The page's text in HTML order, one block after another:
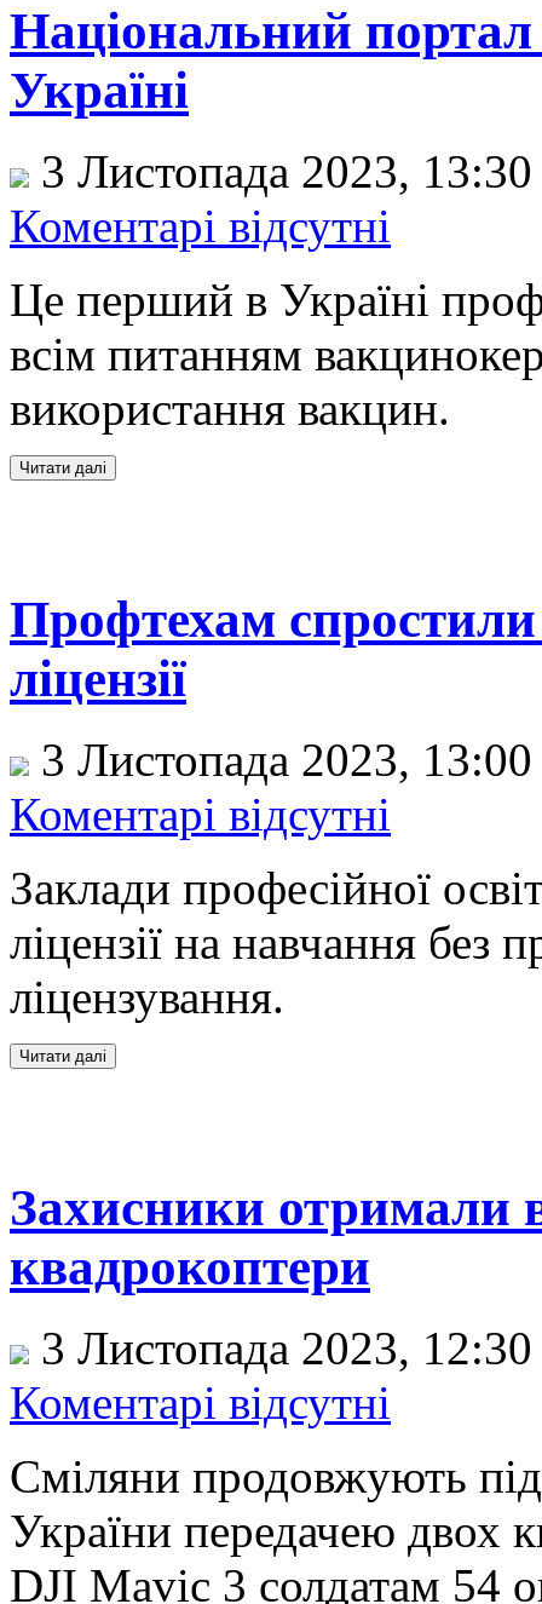
Національний портал
Україні
3 Листопада 2023,
Коментарі відсутні
Це перший в Україні
всім питанням
використання вакцин.
Профтехам
ліцензії
3 Листопада 2023,
Коментарі відсутні
Заклади професійної
ліцензії на навчання без
ліцензування.
Захисники отримали
квадрокоптери
3 Листопада 2023,
Коментарі відсутні
Сміляни продовжують
України передачею двох
DJI Mavic 3 солдатам 54